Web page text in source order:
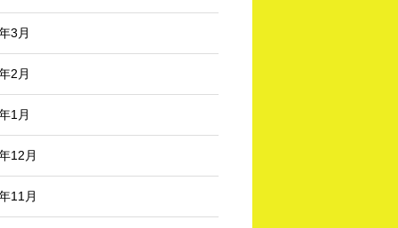
3月
2月
1月
12月
11月